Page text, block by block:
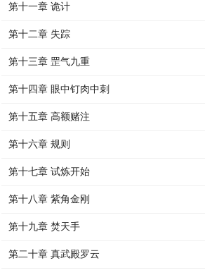
第十一章 诡计
第十二章 失踪
第十三章 罡气九重
第十四章 眼中钉肉中刺
第十五章 高额赌注
第十六章 规则
第十七章 试炼开始
第十八章 紫角金刚
第十九章 焚天手
第二十章 真武殿罗云